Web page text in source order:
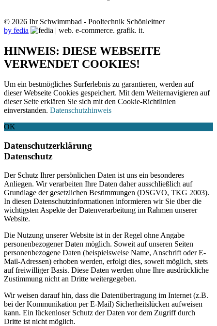
© 2026 Ihr Schwimmbad - Pooltechnik Schönleitner
by fedia
HINWEIS: DIESE WEBSEITE
VERWENDET COOKIES!
Um ein bestmögliches Surferlebnis zu garantieren, werden auf
dieser Webseite Cookies gespeichert. Mit dem Weiternavigieren auf
dieser Seite erklären Sie sich mit den Cookie-Richtlinien
einverstanden. Datenschutzhinweis
OK
Datenschutzerklärung
Datenschutz
Der Schutz Ihrer persönlichen Daten ist uns ein besonderes
Anliegen. Wir verarbeiten Ihre Daten daher ausschließlich auf
Grundlage der gesetzlichen Bestimmungen (DSGVO, TKG 2003).
In diesen Datenschutzinformationen informieren wir Sie über die
wichtigsten Aspekte der Datenverarbeitung im Rahmen unserer
Website.
Die Nutzung unserer Website ist in der Regel ohne Angabe
personenbezogener Daten möglich. Soweit auf unseren Seiten
personenbezogene Daten (beispielsweise Name, Anschrift oder E-
Mail-Adressen) erhoben werden, erfolgt dies, soweit möglich, stets
auf freiwilliger Basis. Diese Daten werden ohne Ihre ausdrückliche
Zustimmung nicht an Dritte weitergegeben.
Wir weisen darauf hin, dass die Datenübertragung im Internet (z.B.
bei der Kommunikation per E-Mail) Sicherheitslücken aufweisen
kann. Ein lückenloser Schutz der Daten vor dem Zugriff durch
Dritte ist nicht möglich.